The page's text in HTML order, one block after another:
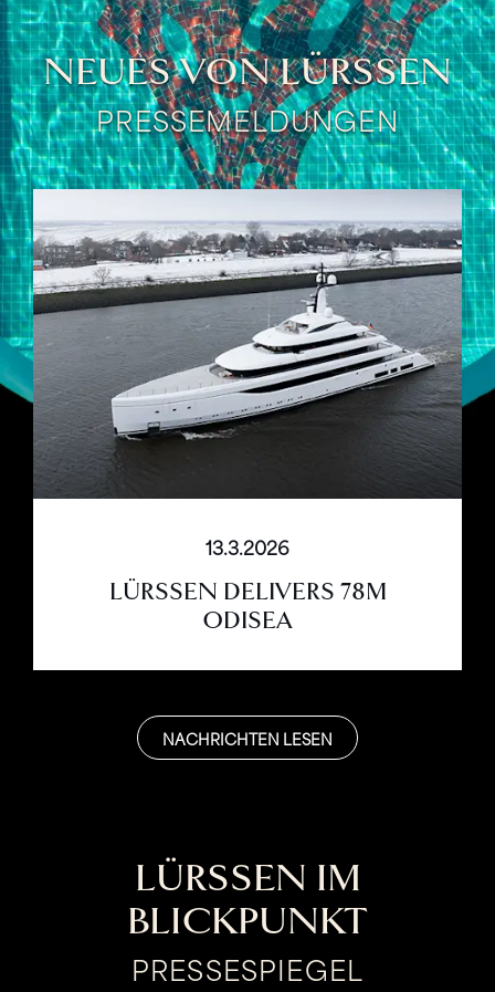
NEUES VON LÜRSSEN
PRESSEMELDUNGEN
13.3.2026
LÜRSSEN DELIVERS 78M
ODISEA
NACHRICHTEN LESEN
LÜRSSEN IM
BLICKPUNKT
PRESSESPIEGEL